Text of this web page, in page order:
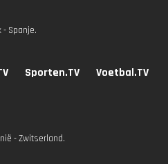
Spanje.
Sporten.TV Voetbal.TV
- Zwitserland.